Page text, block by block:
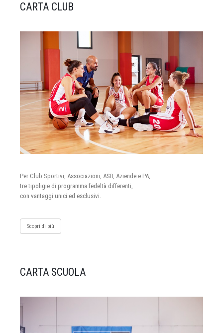
CARTA CLUB
Per Club Sportivi, Associazioni, ASD, Aziende e PA,
tre tipoligie di programma fedeltà differenti,
con vantaggi unici ed esclusivi.
Scopri di più
CARTA SCUOLA